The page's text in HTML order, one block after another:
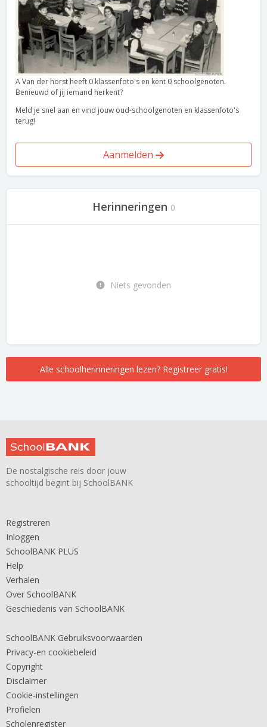
A Van der horst heeft 0 klassenfoto's en kent 0 schoolgenoten.
Benieuwd of jij iemand herkent?
Meld je snel aan en vind jouw oud-schoolgenoten en klassenfoto's
terug!
Aanmelden
Herinneringen 0
Niets gevonden
Alle schoolherinneringen lezen? Registreer gratis!
De nostalgische reis door jouw
schooltijd begint bij SchoolBANK
Registreren
Inloggen
SchoolBANK PLUS
Help
Verhalen
Over SchoolBANK
Geschiedenis van SchoolBANK
SchoolBANK Gebruiksvoorwaarden
Privacy-en cookiebeleid
Copyright
Disclaimer
Cookie-instellingen
Profielen
Scholenregister